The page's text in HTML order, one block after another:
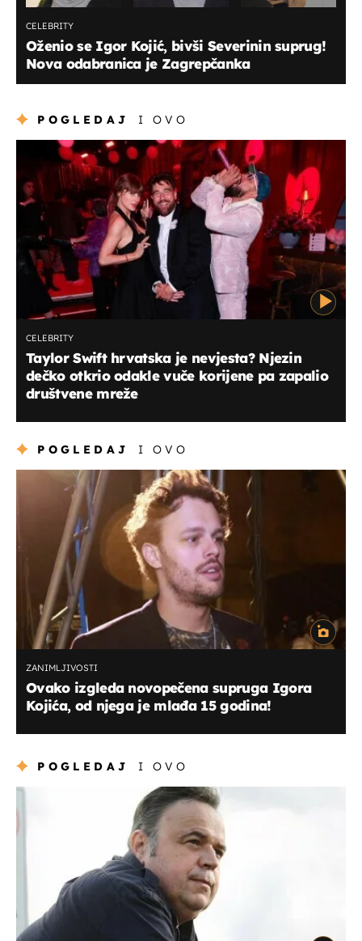
CELEBRITY
Oženio se Igor Kojić, bivši Severinin suprug!
Nova odabranica je Zagrepčanka
POGLEDAJ I OVO
CELEBRITY
Taylor Swift hrvatska je nevjesta? Njezin
dečko otkrio odakle vuče korijene pa zapalio
društvene mreže
POGLEDAJ I OVO
ZANIMLJIVOSTI
Ovako izgleda novopečena supruga Igora
Kojića, od njega je mlađa 15 godina!
POGLEDAJ I OVO